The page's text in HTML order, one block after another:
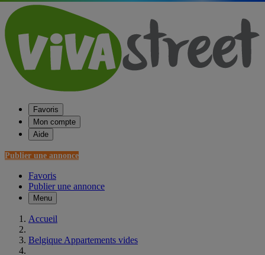
Favoris
Mon compte
Aide
Publier une annonce
Favoris
Publier une annonce
Menu
Accueil
Belgique Appartements vides